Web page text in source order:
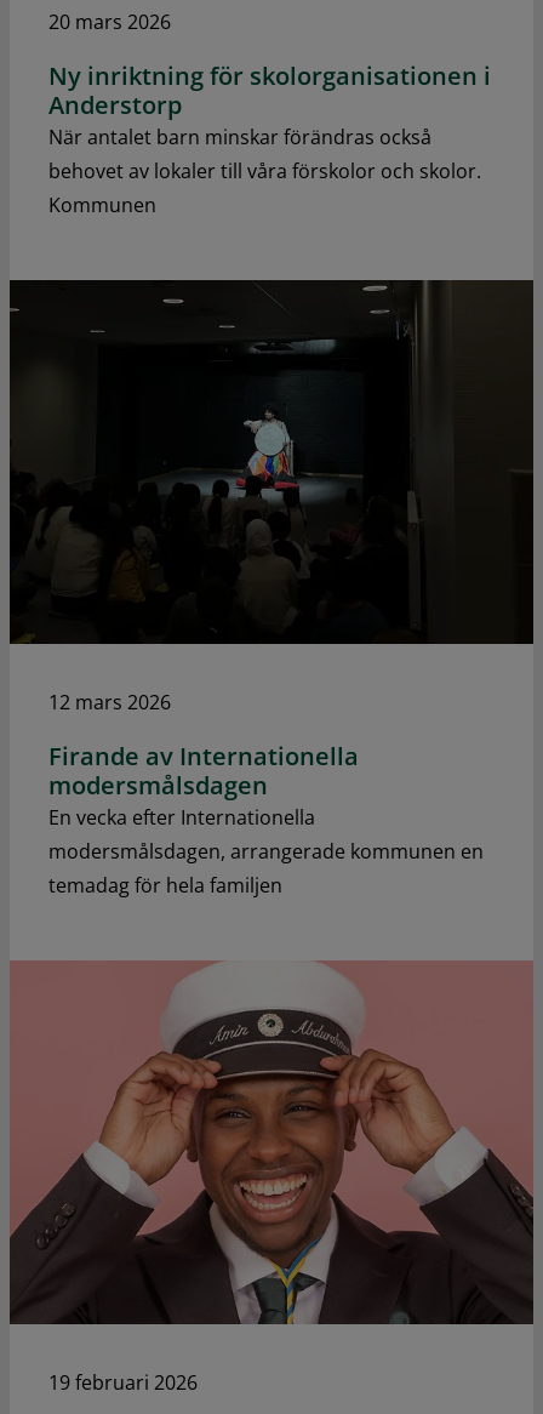
20 mars 2026
Ny inriktning för skolorganisationen i
Anderstorp
När antalet barn minskar förändras också
behovet av lokaler till våra förskolor och skolor.
Kommunen
12 mars 2026
Firande av Internationella
modersmålsdagen
En vecka efter Internationella
modersmålsdagen, arrangerade kommunen en
temadag för hela familjen
19 februari 2026